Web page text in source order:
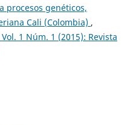
procesos genéticos,
Cali (Colombia) ,
1 Núm. 1 (2015): Revista